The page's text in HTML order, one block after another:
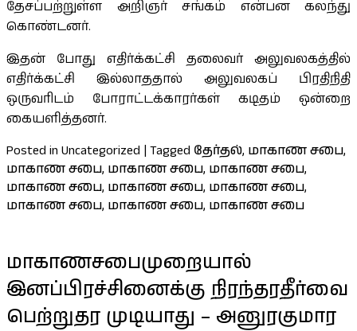
தேசப்பற்றுள்ள அறிஞர் சங்கம் என்பன கலந்து
கொண்டனர்.
இதன் போது எதிர்க்கட்சி தலைவர் அலுவலகத்தில்
எதிர்க்கட்சி இல்லாததால் அலுவலகப் பிரதிநிதி
ஒருவரிடம் போராட்டக்காரர்கள் கடிதம் ஒன்றை
கையளித்தனர்.
Posted in Uncategorized | Tagged தேர்தல், மாகாண சபை,
மாகாண சபை, மாகாண சபை, மாகாண சபை,
மாகாண சபை, மாகாண சபை, மாகாண சபை,
மாகாண சபை, மாகாண சபை, மாகாண சபை
மாகாணசபைமுறையால்
இனப்பிரச்சினைக்கு நிரந்தரதீர்வை
பெற்றுதர முடியாது – அனுரகுமார